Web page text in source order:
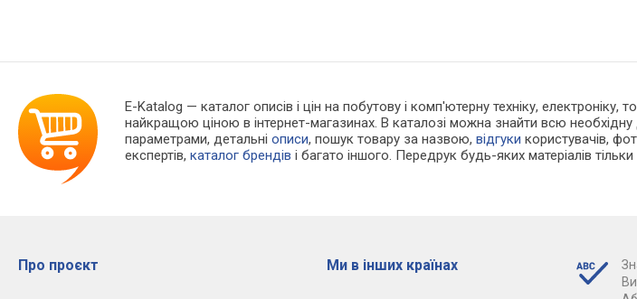
E-Katalog — каталог описів і цін на побутову і комп'ютерну техніку,
найкращою ціною в інтернет-магазинах. В каталозі можна знайти всю
параметрами, детальніописи, пошук товару за назвою,відгуки користувачів,
експертів,каталог брендів і багато іншого. Передрук будь-яких матеріалів
Про проєкт Ми в інших країнах